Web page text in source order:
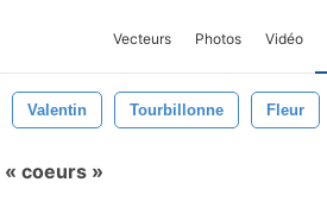
Vecteurs Photos Vidéo
Valentin Tourbillonne Fleur
coeurs